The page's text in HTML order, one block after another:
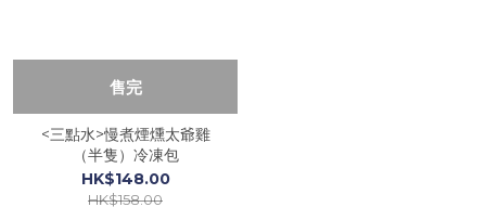
售完
<三點水>慢煮煙燻太爺雞
（半隻）冷凍包
HK$148.00
HK$158.00